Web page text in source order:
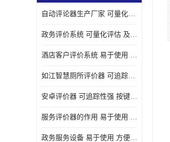
壁挂广告机
液晶广告机
自动评论器生产厂家 可量化评估 适用于多种应用场景
政务评价系统 可量化评估 及时提供反馈
酒店客户评价系统 易于使用 按键响应速度
如江智慧厕所评价器 可追踪性强 及时提供反馈
安卓评价器 可追踪性强 按键响应速度
服务评价器的作用 易于使用 按键响应速度
政务服务设备 易于使用 方便数据记录和分析